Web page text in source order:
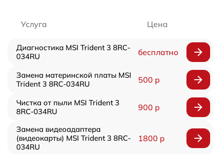
Услуга Цена
Диагностика MSI Trident 3 8RC-
034RU
бесплатно
Замена материнской платы MSI
Trident 3 8RC-034RU
500 р
Чистка от пыли MSI Trident 3
8RC-034RU
900 р
Замена видеоадаптера
(видеокарты) MSI Trident 3 8RC-
034RU
1800 р